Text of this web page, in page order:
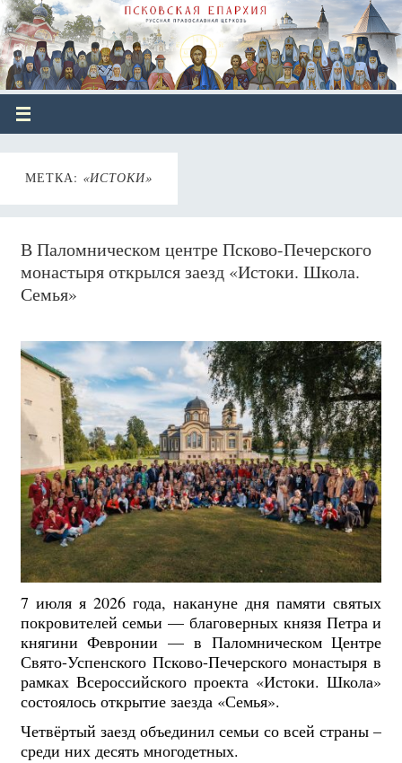
МЕТКА: «ИСТОКИ»
В Паломническом центре Псково-Печерского
монастыря открылся заезд «Истоки. Школа.
Семья»
7 июля я 2026 года, накануне дня памяти святых
покровителей семьи — благоверных князя Петра и
княгини Февронии — в Паломническом Центре
Свято-Успенского Псково-Печерского монастыря в
рамках Всероссийского проекта «Истоки. Школа»
состоялось открытие заезда «Семья».
Четвёртый заезд объединил семьи со всей страны –
среди них десять многодетных.